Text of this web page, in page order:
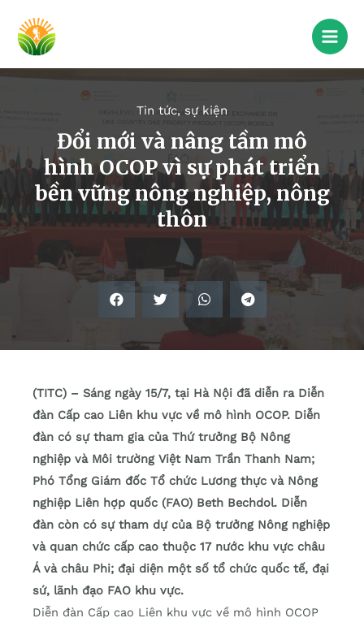
Tin tức, sự kiện
Đổi mới và nâng tầm mô
hình OCOP vì sự phát triển
bền vững nông nghiệp, nông
thôn
(TITC) – Sáng ngày 15/7, tại Hà Nội đã diễn ra Diễn
đàn Cấp cao Liên khu vực về mô hình OCOP. Diễn
đàn có sự tham gia của Thứ trưởng Bộ Nông
nghiệp và Môi trường Việt Nam Trần Thanh Nam;
Phó Tổng Giám đốc Tổ chức Lương thực và Nông
nghiệp Liên hợp quốc (FAO) Beth Bechdol. Diễn
đàn còn có sự tham dự của Bộ trưởng Nông nghiệp
và quan chức cấp cao thuộc 17 nước khu vực châu
Á và châu Phi; đại diện một số tổ chức quốc tế, đại
sứ, lãnh đạo FAO khu vực.
Diễn đàn Cấp cao Liên khu vực về mô hình OCOP